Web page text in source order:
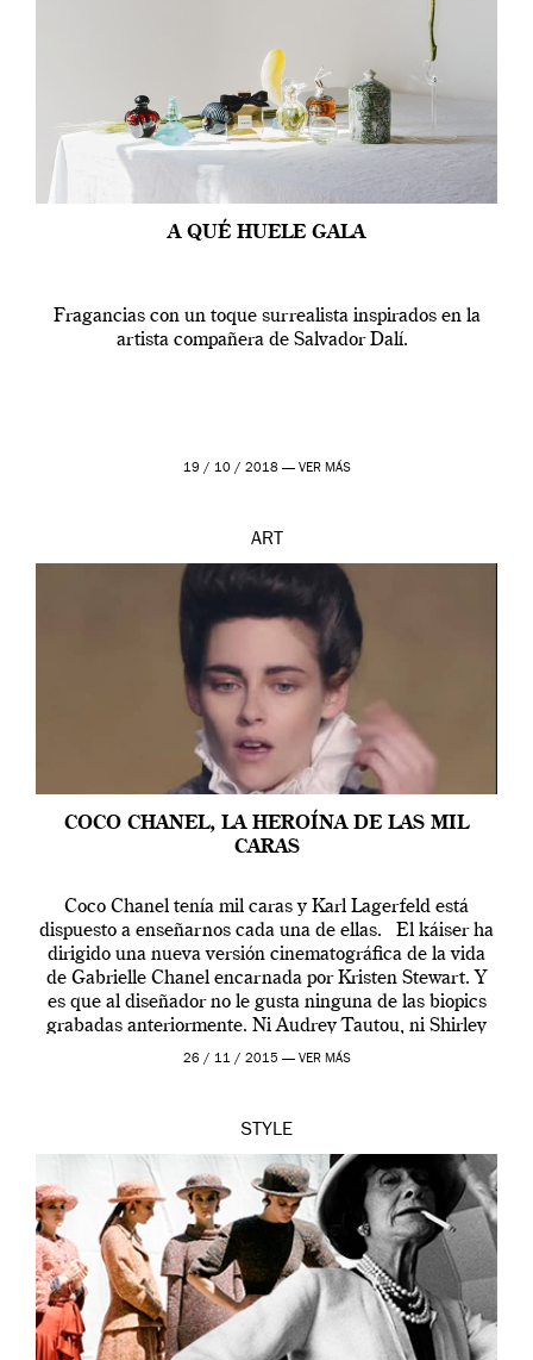
A QUÉ HUELE GALA
Fragancias con un toque surrealista inspirados en la
artista compañera de Salvador Dalí.
19 / 10 / 2018 — VER MÁS
ART
COCO CHANEL, LA HEROÍNA DE LAS MIL
CARAS
Coco Chanel tenía mil caras y Karl Lagerfeld está
dispuesto a enseñarnos cada una de ellas. El káiser ha
dirigido una nueva versión cinematográfica de la vida
de Gabrielle Chanel encarnada por Kristen Stewart. Y
es que al diseñador no le gusta ninguna de las biopics
grabadas anteriormente. Ni Audrey Tautou, ni Shirley
McLaine ni ninguna otra. A él […]
26 / 11 / 2015 — VER MÁS
STYLE